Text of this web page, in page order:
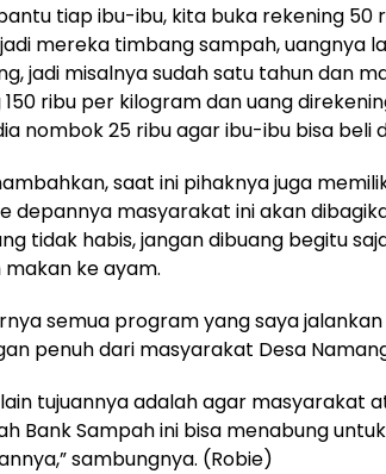
tiap ibu-ibu, kita buka rekening 50
mereka timbang sampah, uangnya
jadi misalnya sudah satu tahun dan
ribu per kilogram dan uang
nombok 25 ribu agar ibu-ibu bisa beli
saat ini pihaknya juga
depannya masyarakat ini akan
tidak habis, jangan dibuang begitu
makan ke ayam.
semua program yang saya
penuh dari masyarakat Desa
lain tujuannya adalah agar masyarakat
Bank Sampah ini bisa menabung
sambungnya. (Robie)